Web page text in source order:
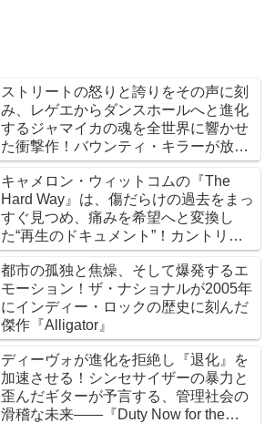
ストリートの怒りと誇りをその声に刻
み、レゲエからダンスホールへと進化
するジャマイカの魂を全世界に響かせ
た衝撃作！バウンティ・キラーが放つ
『Bounty Killer』は、貧者の代弁者と
しての信念と、爆音でしか語れないリ
アルな真実を詰め込んだ決定的アルバ
ムだ
キャメロン・ウィットコムの『The
Hard Way』は、傷だらけの過去をまっ
すぐ見つめ、痛みを希望へと変換し
た“再生のドキュメント”！カントリー
とフォークを軸に、荒削りな衝動と繊
細な感情が交差するサウンドは、人生
の遠回りさえも価値ある物語へと昇華
していく
都市の孤独と焦燥、そして爆発するエ
モーション！ザ・ナショナルが2005年
にインディー・ロックの歴史に刻んだ
傑作『Alligator』
ディーヴォが進化を拒絶し『退化』を
加速させる！シンセサイザーの暴力と
歪んだギターが予言する、管理社会の
滑稽な未来――『Duty Now for the